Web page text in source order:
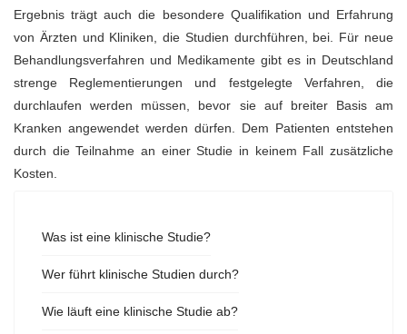
Ergebnis trägt auch die besondere Qualifikation und Erfahrung
von Ärzten und Kliniken, die Studien durchführen, bei. Für neue
Behandlungsverfahren und Medikamente gibt es in Deutschland
strenge Reglementierungen und festgelegte Verfahren, die
durchlaufen werden müssen, bevor sie auf breiter Basis am
Kranken angewendet werden dürfen. Dem Patienten entstehen
durch die Teilnahme an einer Studie in keinem Fall zusätzliche
Kosten.
Was ist eine klinische Studie?
Wer führt klinische Studien durch?
Wie läuft eine klinische Studie ab?